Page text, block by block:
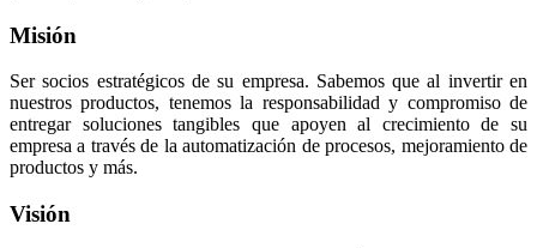
Misión
Ser socios estratégicos de su empresa. Sabemos que al invertir en
nuestros productos, tenemos la responsabilidad y compromiso de
entregar soluciones tangibles que apoyen al crecimiento de su
empresa a través de la automatización de procesos, mejoramiento de
productos y más.
Visión